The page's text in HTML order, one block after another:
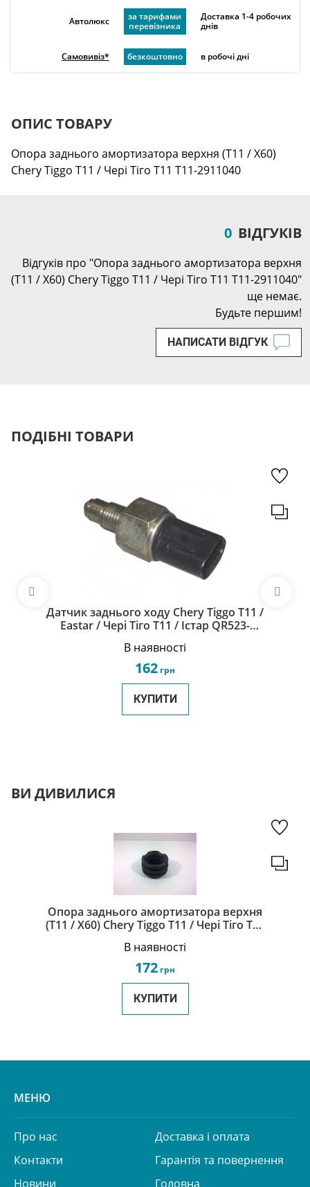
Автолюкс
за тарифами
перевізника
Доставка 1-4 робочих
днів
Самовивіз* безкоштовно в робочі дні
ОПИС ТОВАРУ
Опора заднього амортизатора верхня (T11 / X60)
Chery Tiggo Т11 / Чері Тіго Т11 T11-2911040
0 ВІДГУКІВ
Відгуків про "Опора заднього амортизатора верхня
(T11 / X60) Chery Tiggo Т11 / Чері Тіго Т11 T11-2911040"
ще немає.
Будьте першим!
НАПИСАТИ ВІДГУК
ПОДІБНІ ТОВАРИ
Датчик заднього ходу Chery Tiggo Т11 /
Eastar / Чері Тіго Т11 / Iстар QR523-
В наявності
162 грн
КУПИТИ
ВИ ДИВИЛИСЯ
Опора заднього амортизатора верхня
(T11 / X60) Chery Tiggo Т11 / Чері Тіго Т11
В наявності
172 грн
КУПИТИ
МЕНЮ
Про нас
Доставка і оплата
Контакти
Гарантія та повернення
Новини
Головна